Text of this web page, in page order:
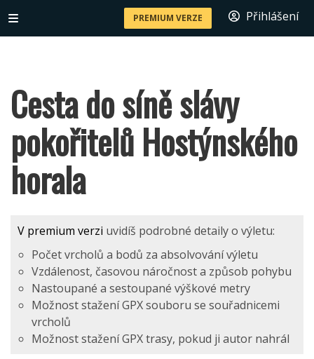
PREMIUM VERZE Přihlášení
Cesta do síně slávy
pokořitelů Hostýnského
horala
V premium verzi uvidíš podrobné detaily o výletu:
Počet vrcholů a bodů za absolvování výletu
Vzdálenost, časovou náročnost a způsob pohybu
Nastoupané a sestoupané výškové metry
Možnost stažení GPX souboru se souřadnicemi
vrcholů
Možnost stažení GPX trasy, pokud ji autor nahrál